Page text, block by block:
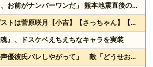
海外「日本よ、お前がナンバーワンだ」 熊本地震直後の日本の対応のスピードに世界が衝撃
次週の先輩ゲストは菅原咲月【小吉】【さっちゃん】【乃木坂スター誕生！SIX】【乃木坂46】
魂』、ドスケベえちえちなキャラを実装
声オタ「あの声優彼氏バレしやがって」 敵「どうせお前とは付き合えないのにｗ」←これ